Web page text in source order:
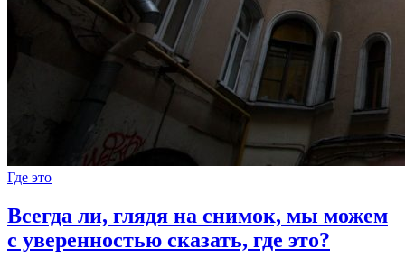
Где это
Всегда ли, глядя на снимок, мы можем
с уверенностью сказать, где это?